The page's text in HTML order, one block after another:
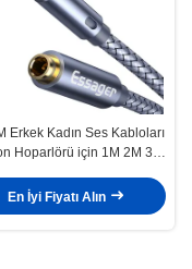
Erkek Kadın Ses Kabloları
Hoparlörü için 1M 2M 3M
En İyi Fiyatı Alın